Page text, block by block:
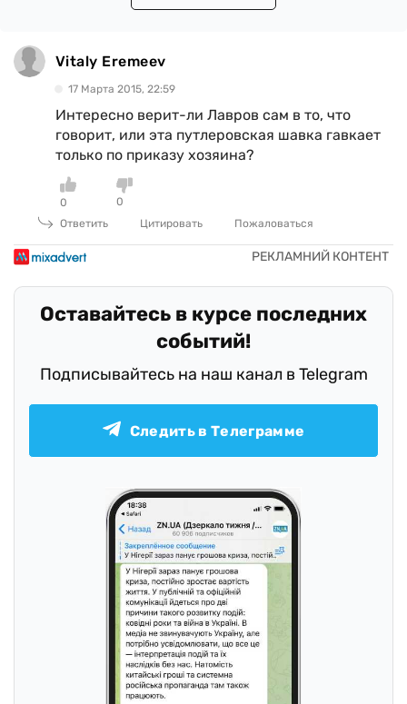
Vitaly Eremeev
17 Марта 2015, 22:59
Интересно верит-ли Лавров сам в то, что
говорит, или эта путлеровская шавка гавкает
только по приказу хозяина?
0
0
Ответить
Цитировать Пожаловаться
Оставайтесь в курсе последних
событий!
Подписывайтесь на наш канал в Telegram
Следить в Телеграмме